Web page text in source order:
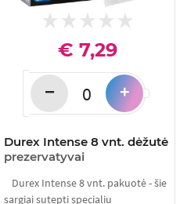
Durex Intense 8 vnt. dėžutė
prezervatyvai
€ 7,29
− +
Durex Intense 8 vnt. pakuotė - šie
sargiai sutepti specialiu